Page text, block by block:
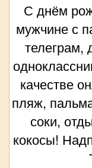
С днём
мужчине с
телеграм,
качестве
пляж,
соки,
кокосы!